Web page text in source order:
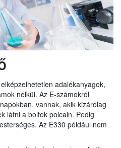
adalékanyagok,
nélkül. Az E-számokról
vannak, akik kizárólag
látni a boltok polcain. Pedig
Az E330 például nem